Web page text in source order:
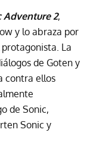
Adventure 2,
y lo abraza por
La
de Goten y
contra ellos
de Sonic,
Sonic y